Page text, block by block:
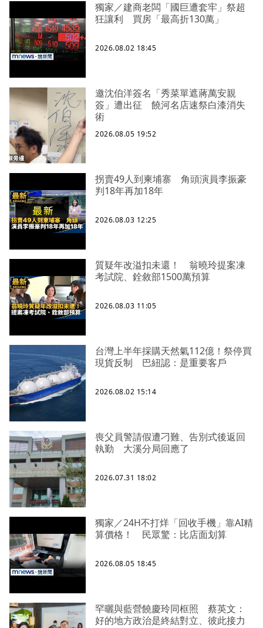
獨家／建商老闆「國巨遭套牢」祭超
狂讓利 買房「最高折130萬」
2026.08.02 18:45
邀沈伯洋簽名「秀菜單遮蔣萬安親
簽」遭出征 饒河名店速祭白漆消失
術
2026.08.05 19:52
拐賣49人到柬埔寨 角頭演員李振豪
判18年再加18年
2026.08.03 12:25
質疑年改溢扣未還！ 翁曉玲提案凍
考試院、銓敘部1500萬預算
2026.08.03 11:05
台灣上半年採購天然氣112億！祭停買
現貨反制 巴紐認：是重要客戶
2026.08.02 15:14
喪父員警請假遭刁難、告別式後返回
執勤 大溪分局回應了
2026.07.31 18:02
獨家／24H不打烊「回收手機」靠AI精
算價格！ 民眾驚：比店面划算
2026.08.05 18:45
罕曬與藍營饒慶玲同框照 蔡英文：
好的地方政治是終結對立、彼此接力